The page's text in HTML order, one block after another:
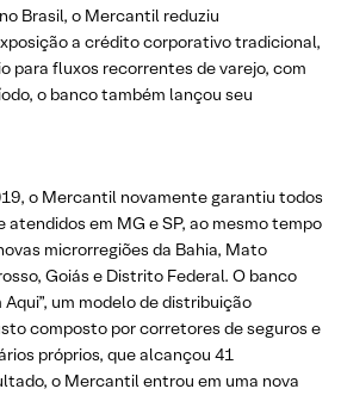
Brasil, o Mercantil reduziu
a crédito corporativo tradicional,
para fluxos recorrentes de varejo, com
o banco também lançou seu
o Mercantil novamente garantiu todos
em MG e SP, ao mesmo tempo
microrregiões da Bahia, Mato
Goiás e Distrito Federal. O banco
um modelo de distribuição
composto por corretores de seguros e
próprios, que alcançou 41
o Mercantil entrou em uma nova